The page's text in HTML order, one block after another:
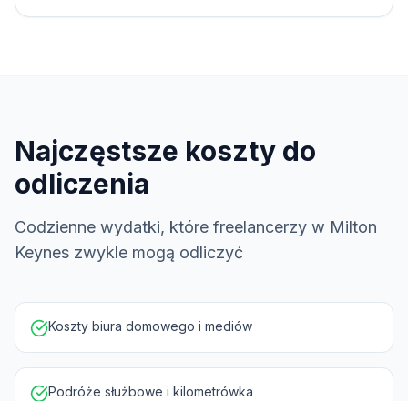
Najczęstsze koszty do
odliczenia
Codzienne wydatki, które freelancerzy w Milton
Keynes zwykle mogą odliczyć
Koszty biura domowego i mediów
Podróże służbowe i kilometrówka